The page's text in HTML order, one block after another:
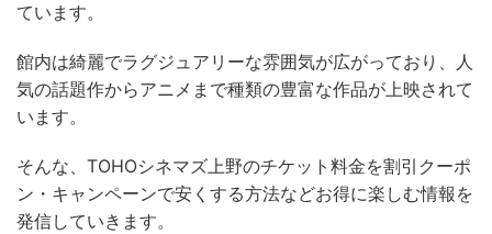
ています。
館内は綺麗でラグジュアリーな雰囲気が広がっており、人
気の話題作からアニメまで種類の豊富な作品が上映されて
います。
そんな、TOHOシネマズ上野のチケット料金を割引クーポ
ン・キャンペーンで安くする方法などお得に楽しむ情報を
発信していきます。